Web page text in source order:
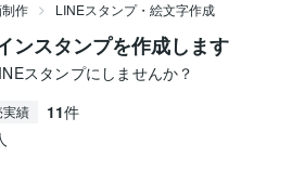
作 LINEスタンプ・絵文字作成
ンスタンプを作成します
スタンプにしませんか？
実績 11件